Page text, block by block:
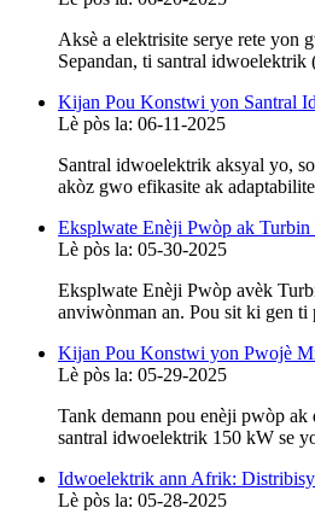
Aksè a elektrisite serye rete yon
Sepandan, ti santral
Kijan Pou Konstwi yon Santral
Lè pòs la: 06-11-2025
Santral idwoelektrik aksyal yo,
akòz gwo efikasite ak
Eksplwate Enèji Pwòp ak
Lè pòs la: 05-30-2025
Eksplwate Enèji Pwòp avèk
anviwònman an. Pou sit ki gen
Kijan Pou Konstwi yon Pwojè
Lè pòs la: 05-29-2025
Tank demann pou enèji pwòp
santral idwoelektrik 150 kW se
Idwoelektrik ann Afrik:
Lè pòs la: 05-28-2025